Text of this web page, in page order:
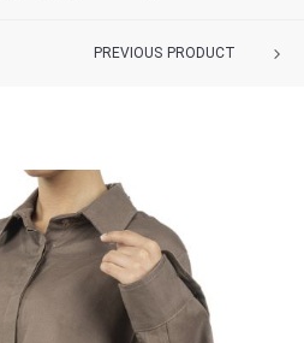
PREVIOUS PRODUCT